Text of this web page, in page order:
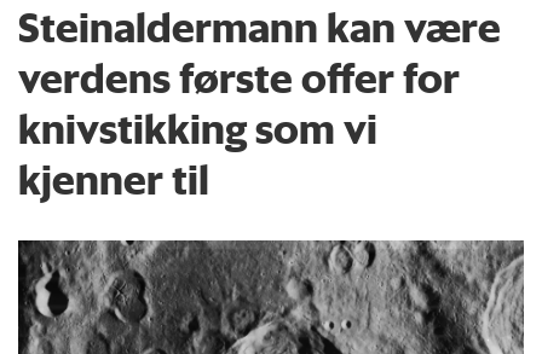
Steinaldermann kan være
verdens første offer for
knivstikking som vi
kjenner til